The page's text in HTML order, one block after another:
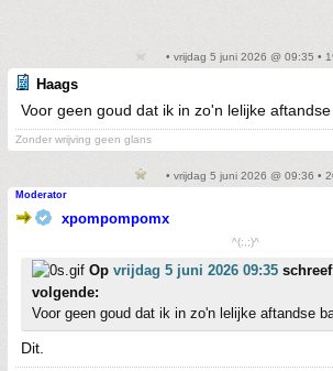
• vrijdag 5 juni 2026 @ 09:35 •
Haags
Voor geen goud dat ik in zo'n lelijke aftandse
Zonder wrijving geen glans
• vrijdag 5 juni 2026 @ 09:36 •
Moderator
xpompompomx
^(;,;)^
Op vrijdag 5 juni 2026 09:35 schreef
volgende:
Voor geen goud dat ik in zo'n lelijke aftandse
Dit.